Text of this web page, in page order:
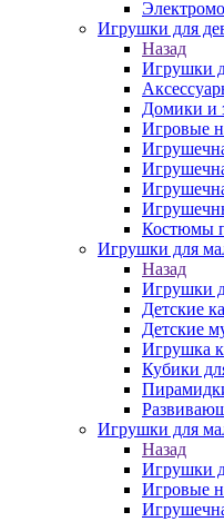
Игрушки для
Назад
Игрушки
Домики и
Игровые
Костюмы
Игрушки для
Назад
Игрушки
Детские
Детские
Игрушка
Кубики
Игрушки для
Назад
Игрушки
Игровые